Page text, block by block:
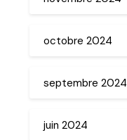
octobre 2024
septembre 2024
juin 2024